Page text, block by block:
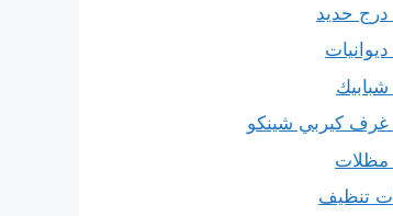
درج حديد
غرف كيربي شينكو
مظلات
تنظيف